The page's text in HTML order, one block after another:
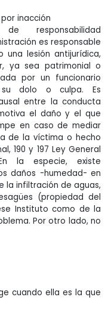
inacción
es responsable
lesión antijurídica,
ya sea patrimonial o
por un funcionario
su dolo o culpa. Es
entre la conducta
el daño y el que
en caso de mediar
de la víctima o hecho
190 y 197 Ley General
la especie, existe
daños -humedad- en
la infiltración de aguas,
(propiedad del
Instituto como de la
Por otro lado, no
cuando ella es la que